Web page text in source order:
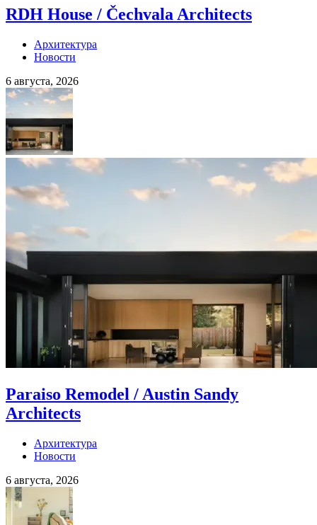
RDH House / Čechvala Architects
Архитектура
Новости
6 августа, 2026
Paraiso Remodel / Austin Sandy
Architects
Архитектура
Новости
6 августа, 2026